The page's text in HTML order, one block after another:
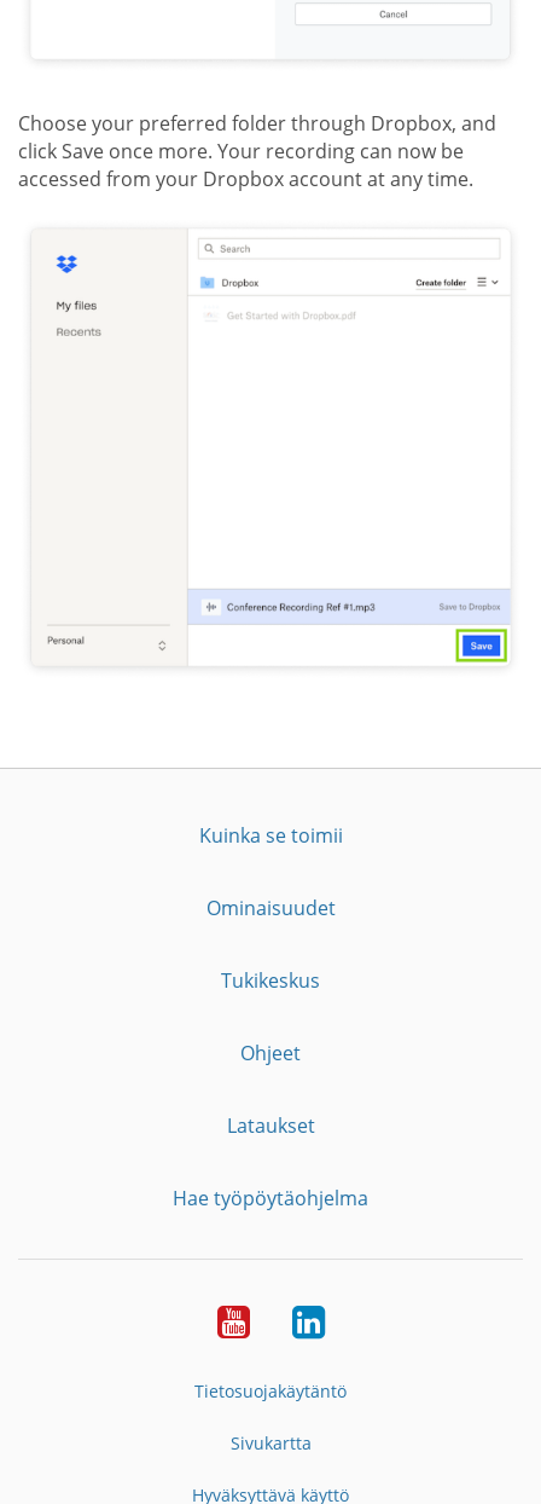
Choose your preferred folder through Dropbox, and
click Save once more. Your recording can now be
accessed from your Dropbox account at any time.
Kuinka se toimii
Ominaisuudet
Tukikeskus
Ohjeet
Lataukset
Hae työpöytäohjelma
YouTubeLinkedIn
Tietosuojakäytäntö
Sivukartta
Hyväksyttävä käyttö